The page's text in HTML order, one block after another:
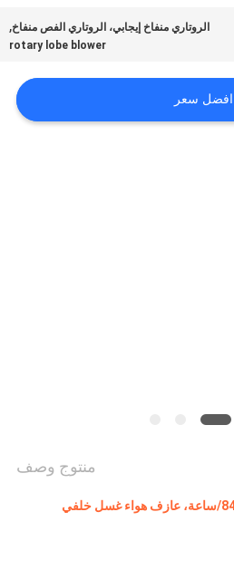
الروتاري منفاخ إيجابي، الروتاري الفص منفاخ,
rotary lobe blower
افضل سعر
منتوج وصف